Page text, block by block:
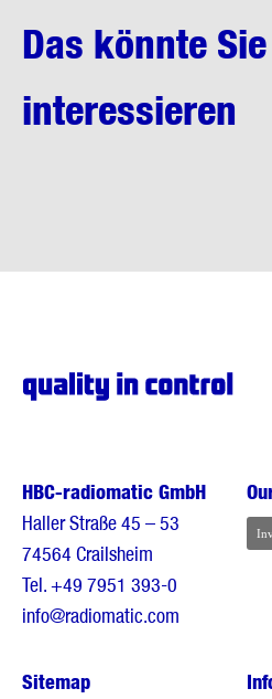
Das könnte
interessieren
HBC-radiomatic GmbH
Haller Straße 45 – 53
74564 Crailsheim
Tel.+49 7951 393-0
info@radiomatic.com
Sitemap